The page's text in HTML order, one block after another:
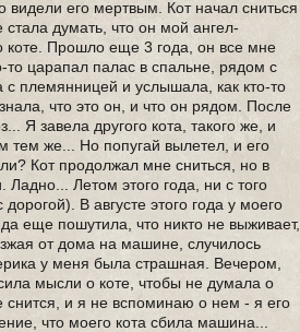
его мертвым. Кот начал сниться
думать, что он мой ангел-
коте. Прошло еще 3 года, он все мне
царапал палас в спальне, рядом с
с племянницей и услышала, как кто-то
что это он, и что он рядом. После
Я завела другого кота, такого же, и
тем же... Но попугай вылетел, и его
Кот продолжал мне сниться, но в
Летом этого года, ни с того
В августе этого года у моего
еще пошутила, что никто не выживает,
от дома на машине, случилось
у меня была страшная. Вечером,
мысли о коте, чтобы не думала о
и я не вспоминаю о нем - я его
что моего кота сбила машина...